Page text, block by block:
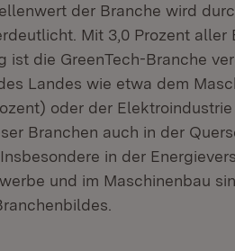
der Branche wird
Mit 3,0 Prozent
ist die GreenTech-Branche
Landes wie etwa dem
oder der
Branchen auch in der
in der
und im Maschinenbau